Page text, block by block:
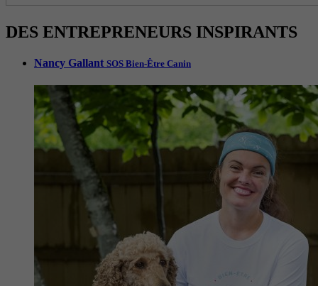
DES ENTREPRENEURS INSPIRANTS
Nancy Gallant SOS Bien-Être Canin